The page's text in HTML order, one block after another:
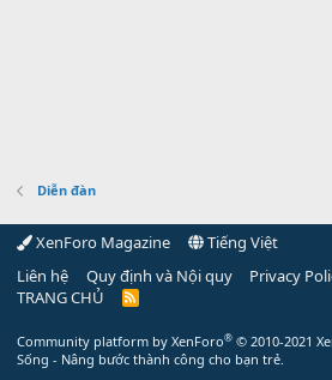
Diễn đàn
XenForo Magazine
Tiếng Việt
Liên hệ
Quy định và Nội quy Privacy
TRANG CHỦ
R
Community platform by XenForo® © 2010-2021
Sống - Nâng bước thành công cho bạn trẻ.